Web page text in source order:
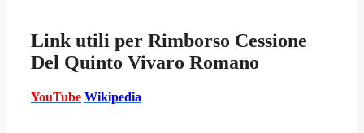
Link utili per Rimborso Cessione
Del Quinto Vivaro Romano
YouTube Wikipedia